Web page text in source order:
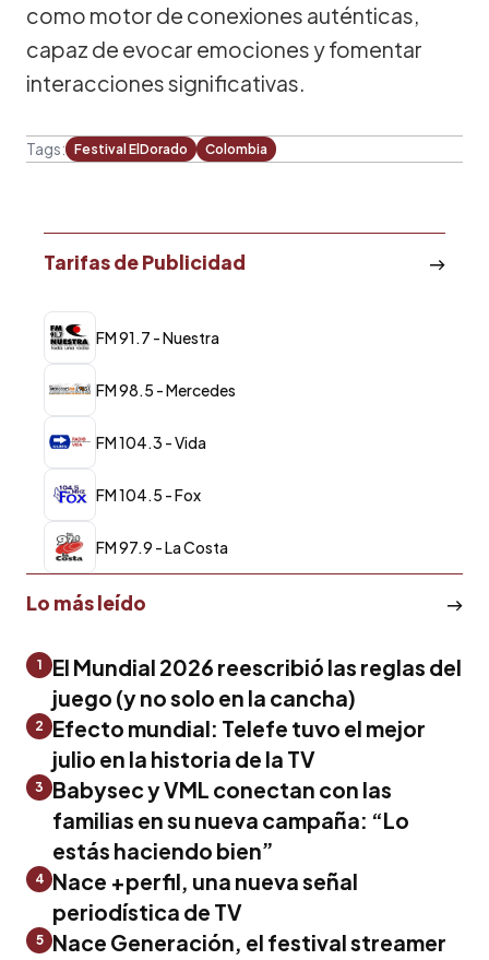
como motor de conexiones auténticas,
capaz de evocar emociones y fomentar
interacciones significativas.
Tags: Festival ElDorado Colombia
Tarifas de Publicidad
FM 91.7 - Nuestra
FM 98.5 - Mercedes
FM 104.3 - Vida
FM 104.5 - Fox
FM 97.9 - La Costa
Lo más leído
1
El Mundial 2026 reescribió las reglas del
juego (y no solo en la cancha)
2
Efecto mundial: Telefe tuvo el mejor
julio en la historia de la TV
3
Babysec y VML conectan con las
familias en su nueva campaña: “Lo
estás haciendo bien”
4 Nace +perfil, una nueva señal
periodística de TV
5
Nace Generación, el festival streamer